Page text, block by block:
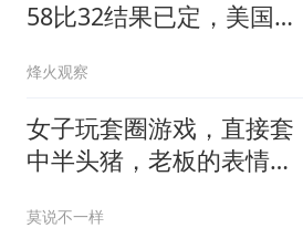
58比32结果已定，美国专
烽火观察
女子玩套圈游戏，直接套
中半头猪，老板的表情让
莫说不一样